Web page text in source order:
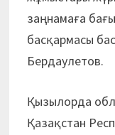
заңнамаға
басқармасы
Бердаулетов.
Қызылорда
Қазақстан